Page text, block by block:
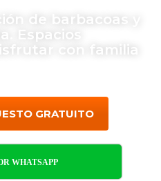
de barbacoas y
Espacios
con familia
GRATUITO
WHATSAPP